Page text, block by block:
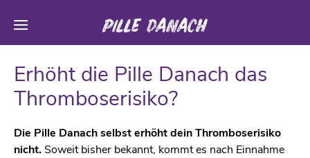
Erhöht die Pille Danach das
Thromboserisiko?
Die Pille Danach selbst erhöht dein Thromboserisiko
nicht. Soweit bisher bekannt, kommt es nach Einnahme